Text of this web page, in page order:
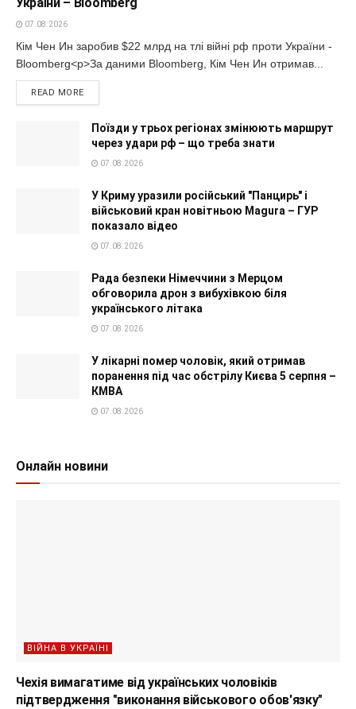
07.08.2026
Кім Чен Ин заробив $22 млрд на тлі війні рф проти України -
Bloomberg<p>За даними Bloomberg, Кім Чен Ин отримав...
READ MORE
Поїзди у трьох регіонах змінюють маршрут
через удари рф – що треба знати
07.08.2026
У Криму уразили російський "Панцирь" і
військовий кран новітньою Magura – ГУР
показало відео
07.08.2026
Рада безпеки Німеччини з Мерцом
обговорила дрон з вибухівкою біля
українського літака
07.08.2026
У лікарні помер чоловік, який отримав
поранення під час обстрілу Києва 5 серпня –
КМВА
07.08.2026
Онлайн новини
ВІЙНА В УКРАЇНІ
Чехія вимагатиме від українських чоловіків
підтвердження "виконання військового обов'язку"